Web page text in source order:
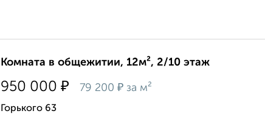
Комната в общежитии, 12м², 2/10 этаж
950 000 ₽ 79 200 ₽ за м²
Горького 63